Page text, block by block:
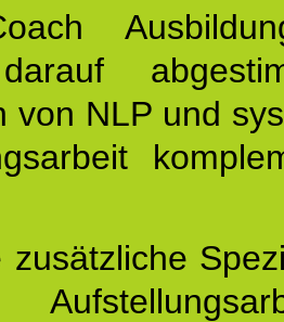
von NLP und
zusätzliche